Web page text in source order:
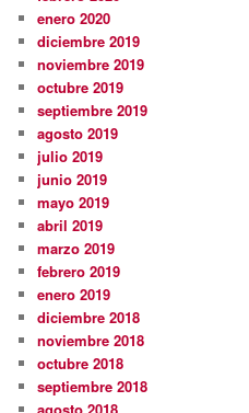
enero 2020
diciembre 2019
noviembre 2019
octubre 2019
septiembre 2019
agosto 2019
julio 2019
junio 2019
mayo 2019
abril 2019
marzo 2019
febrero 2019
enero 2019
diciembre 2018
noviembre 2018
octubre 2018
septiembre 2018